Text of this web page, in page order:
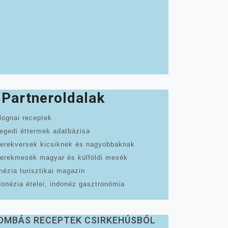
Partneroldalak
receptek
éttermek adatbázisa
kicsiknek és nagyobbaknak
magyar és külföldi mesék
turisztikai magazin
ételei, indonéz gasztronómia
RECEPTEK CSIRKEHÚSBÓL